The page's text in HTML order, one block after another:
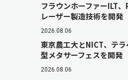
フラウンホーファーILT
レーザー製造技術を開発
2026.08.06
東京農工大とNICT、テ
型メタサーフェスを開発
2026.08.06